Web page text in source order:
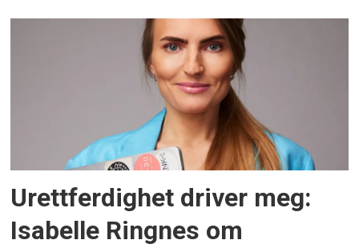
Urettferdighet driver meg:
Isabelle Ringnes om